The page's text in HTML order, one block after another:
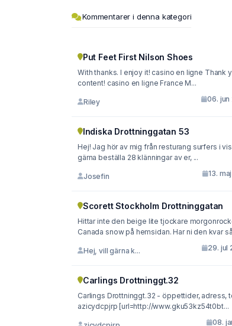
Kommentarer i denna kategori
Put Feet First Nilson Shoes
With thanks. I enjoy it! casino en ligne Thank
content! casino en ligne France M...
Riley 06. jun
Indiska Drottninggatan 53
Hej! Jag hör av mig från resturang surfers i
gärna beställa 28 klänningar av er, ...
Josefin 13.
Scorett Stockholm Drottninggatan
Hittar inte den beige lite tjockare
Canada snow på hemsidan. Har ni den kvar
Hej, vill gärna k... 29. jul
Carlings Drottninggt.32
Carlings Drottninggt.32 - öppettider, adress,
azicydcpjrp [url=http://www.gku53kz54t0bt...
08.